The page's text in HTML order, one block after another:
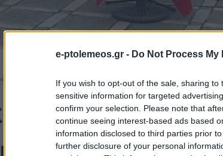
e-ptolemeos.gr - Do Not Process
If you wish to opt-out of the sale, sharing
sensitive information for targeted
confirm your selection. Please note that
continue seeing interest-based ads based
information disclosed to third parties prior
further disclosure of your personal
μνήμης Ποντιακή Γενοκτονία Πτολεμαΐδα
οι